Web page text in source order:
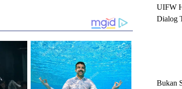
UIFW
Dialog
Bukan